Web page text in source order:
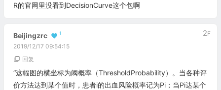
R的官网里没看到DecisionCurve这个包啊
Beijingzrc 1
2019/12/17 09:54:15
2F
回复
“这幅图的横坐标为阈概率（ThresholdProbability）。当各种评
价方法达到某个值时，患者i的出血风险概率记为Pi；当Pi达某个